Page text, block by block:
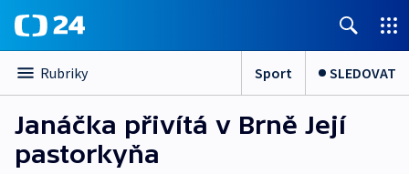
Rubriky Sport SLEDOVAT
Janáčka přivítá v Brně Její
pastorkyňa